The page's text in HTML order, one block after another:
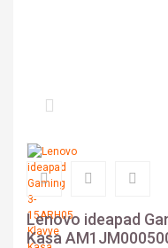
Lenovo ideapad
Kasa